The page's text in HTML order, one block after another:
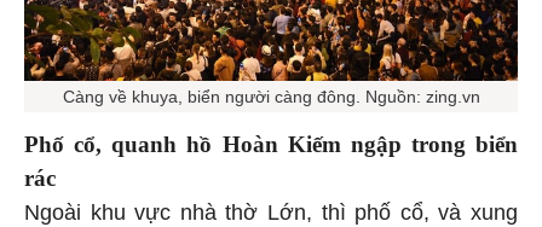
Càng về khuya, biển người càng đông. Nguồn: zing.vn
Phố cổ, quanh hồ Hoàn Kiếm ngập trong biển
rác
Ngoài khu vực nhà thờ Lớn, thì phố cổ, và xung